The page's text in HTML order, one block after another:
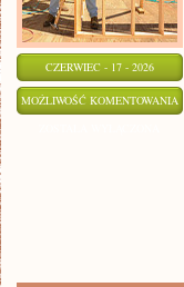
CZERWIEC - 17 - 2026
MOŻLIWOŚĆ KOMENTOWANIA